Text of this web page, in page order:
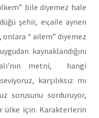
bile diyemez hale
şehir, ev,aile aynen
onlara “ ailem” diyemez
kaynaklandığını
metni, hangi
karşılıksız mı
sorusunu sorduruyor,
ülke için. Karakterlerin